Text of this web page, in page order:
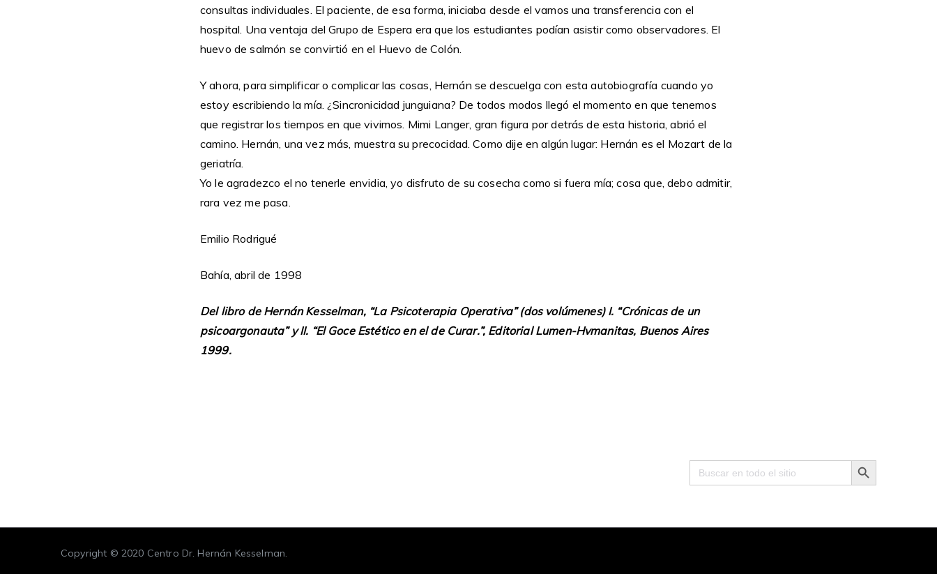
consultas individuales. El paciente, de esa forma, iniciaba desde el vamos una transferencia con el
hospital. Una ventaja del Grupo de Espera era que los estudiantes podían asistir como observadores. El
huevo de salmón se convirtió en el Huevo de Colón.
Y ahora, para simplificar o complicar las cosas, Hernán se descuelga con esta autobiografía cuando yo
estoy escribiendo la mía. ¿Sincronicidad junguiana? De todos modos llegó el momento en que tenemos
que registrar los tiempos en que vivimos. Mimi Langer, gran figura por detrás de esta historia, abrió el
camino. Hernán, una vez más, muestra su precocidad. Como dije en algún lugar: Hernán es el Mozart de la
geriatría.
Yo le agradezco el no tenerle envidia, yo disfruto de su cosecha como si fuera mía; cosa que, debo admitir,
rara vez me pasa.
Emilio Rodrigué
Bahía, abril de 1998
Del libro de Hernán Kesselman, “La Psicoterapia Operativa” (dos volúmenes) I. “Crónicas de un
psicoargonauta” y II. “El Goce Estético en el de Curar.”, Editorial Lumen-Hvmanitas, Buenos Aires
1999.
Search
for:
Search Button
Copyright © 2020 Centro Dr. Hernán Kesselman.